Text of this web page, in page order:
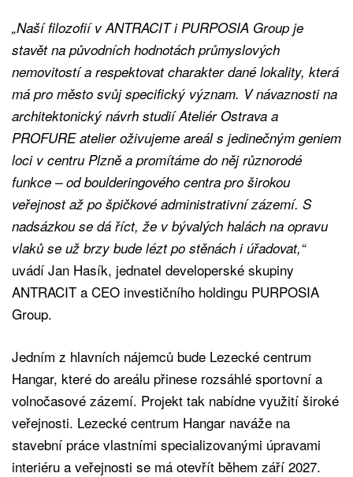
„Naší filozofií v ANTRACIT i PURPOSIA Group je
stavět na původních hodnotách průmyslových
nemovitostí a respektovat charakter dané lokality, která
má pro město svůj specifický význam. V návaznosti na
architektonický návrh studií Ateliér Ostrava a
PROFURE atelier oživujeme areál s jedinečným geniem
loci v centru Plzně a promítáme do něj různorodé
funkce – od boulderingového centra pro širokou
veřejnost až po špičkové administrativní zázemí. S
nadsázkou se dá říct, že v bývalých halách na opravu
vlaků se už brzy bude lézt po stěnách i úřadovat,“
uvádí Jan Hasík, jednatel developerské skupiny
ANTRACIT a CEO investičního holdingu PURPOSIA
Group.
Jedním z hlavních nájemců bude Lezecké centrum
Hangar, které do areálu přinese rozsáhlé sportovní a
volnočasové zázemí. Projekt tak nabídne využití široké
veřejnosti. Lezecké centrum Hangar naváže na
stavební práce vlastními specializovanými úpravami
interiéru a veřejnosti se má otevřít během září 2027.